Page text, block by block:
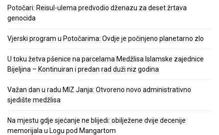
Potočari: Reisul-ulema predvodio dženazu za deset žrtava
genocida
Vjerski program u Potočarima: Ovdje je počinjeno planetarno zlo
U toku žetva pšenice na parcelama Medžlisa Islamske zajednice
Bijeljina – Kontinuiran i predan rad duži niz godina
Važan dan u radu MIZ Janja: Otvoreno novo administrativno
sjedište medžlisa
Na mjestu gdje sjećanje ne blijedi: obilježene dvije decenije
memorijala u Logu pod Mangartom